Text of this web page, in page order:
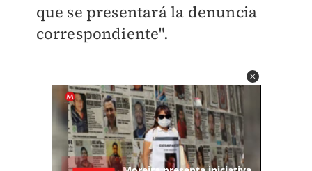
que se presentará la denuncia
correspondiente".